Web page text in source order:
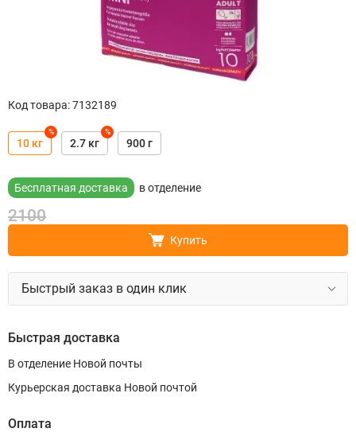
Код товара:7132189
10 кг
%
2.7 кг
%
900 г
Бесплатная доставка в отделение
2100
Купить
Быстрый заказ в один клик
Быстрая доставка
В отделение Новой почты
Курьерская доставка Новой почтой
Оплата